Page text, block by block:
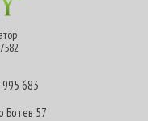
683
Ботев 57